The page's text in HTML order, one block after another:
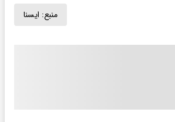
منبع: ايسنا